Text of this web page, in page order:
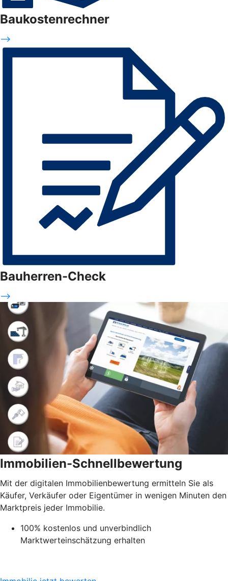
Baukostenrechner
-->
Bauherren-Check
-->
Immobilien-Schnellbewertung
Mit der digitalen Immobilienbewertung ermitteln Sie als
Käufer, Verkäufer oder Eigentümer in wenigen Minuten den
Marktpreis jeder Immobilie.
100% kostenlos und unverbindlich
Marktwerteinschätzung erhalten